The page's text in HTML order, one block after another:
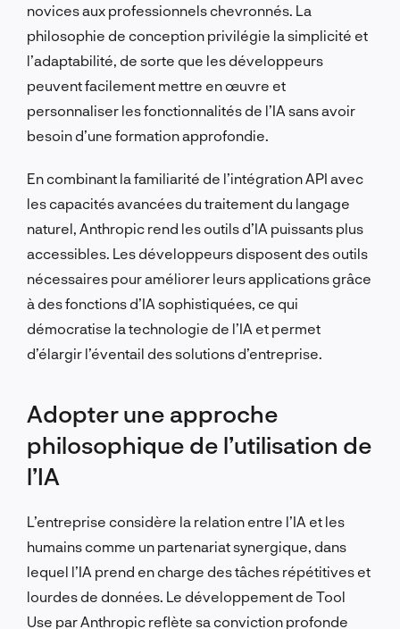
novices aux professionnels chevronnés. La
philosophie de conception privilégie la simplicité et
l’adaptabilité, de sorte que les développeurs
peuvent facilement mettre en œuvre et
personnaliser les fonctionnalités de l’IA sans avoir
besoin d’une formation approfondie.
En combinant la familiarité de l’intégration API avec
les capacités avancées du traitement du langage
naturel, Anthropic rend les outils d’IA puissants plus
accessibles. Les développeurs disposent des outils
nécessaires pour améliorer leurs applications grâce
à des fonctions d’IA sophistiquées, ce qui
démocratise la technologie de l’IA et permet
d’élargir l’éventail des solutions d’entreprise.
Adopter une approche
philosophique de l’utilisation de
l’IA
L’entreprise considère la relation entre l’IA et les
humains comme un partenariat synergique, dans
lequel l’IA prend en charge des tâches répétitives et
lourdes de données. Le développement de Tool
Use par Anthropic reflète sa conviction profonde